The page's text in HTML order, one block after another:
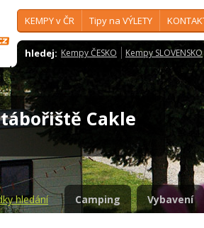
KEMPY v ČR Tipy na VÝLETY
hledej: Kempy ČESKO Kempy SLOVENSKO
Cakle
hledání Camping Vybavení